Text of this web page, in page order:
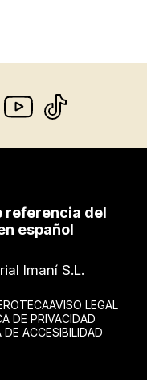
referencia del
español
Imaní S.L.
AVISO LEGAL
DE PRIVACIDAD
DE ACCESIBILIDAD